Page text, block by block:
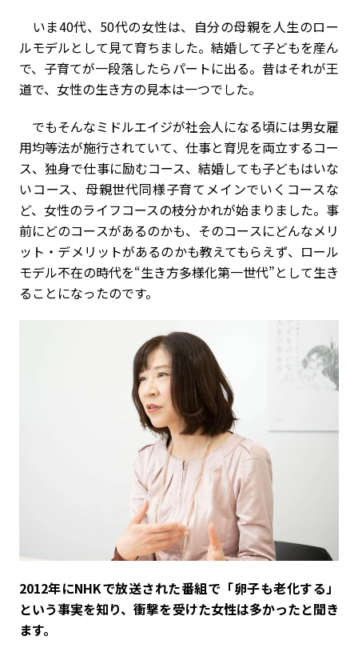
いま40代、50代の女性は、自分の母親を人生のロー
ルモデルとして見て育ちました。結婚して子どもを産ん
で、子育てが一段落したらパートに出る。昔はそれが王
道で、女性の生き方の見本は一つでした。
でもそんなミドルエイジが社会人になる頃には男女雇
用均等法が施行されていて、仕事と育児を両立するコー
ス、独身で仕事に励むコース、結婚しても子どもはいな
いコース、母親世代同様子育てメインでいくコースな
ど、女性のライフコースの枝分かれが始まりました。事
前にどのコースがあるのかも、そのコースにどんなメリ
ット・デメリットがあるのかも教えてもらえず、ロール
モデル不在の時代を“生き方多様化第一世代”として生き
ることになったのです。
――2012年にNHKで放送された番組で「卵子も老化する」
という事実を知り、衝撃を受けた女性は多かったと聞き
ます。